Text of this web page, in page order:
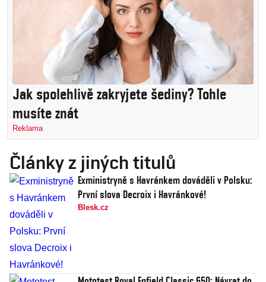
Jak spolehlivě zakryjete šediny? Tohle
musíte znát
Reklama
Články z jiných titulů
Exministryně s Havránkem dováděli v Polsku:
První slova Decroix i Havránkové!
Blesk.cz